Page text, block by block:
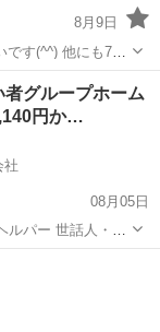
8月9日
他にも70
ンバー
者グループホーム
円か…
社
08月05日
ルパー 世話人・生
な業務内容> お食
務 健康管理、記